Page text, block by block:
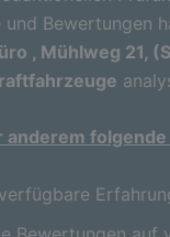
und Bewertungen
, Mühlweg 21,
anderem